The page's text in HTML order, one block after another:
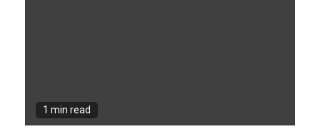
1 min read